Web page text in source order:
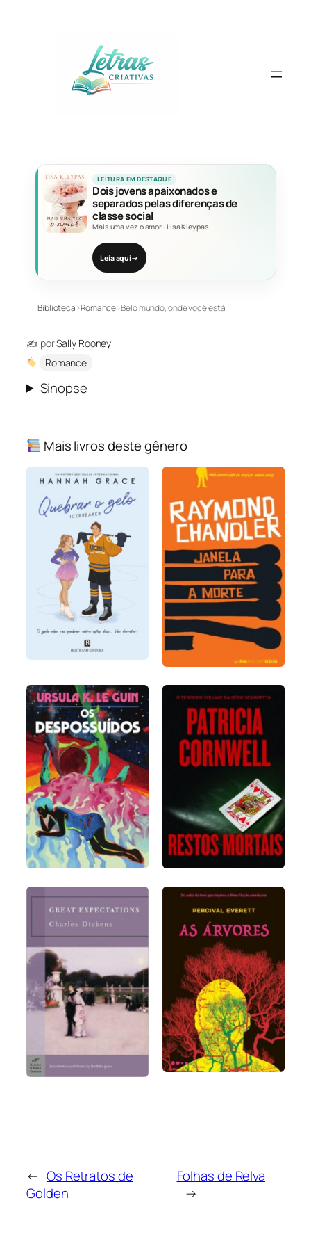
LEITURA EM DESTAQUE
Dois jovens apaixonados e
separados pelas diferenças de
classe social
Mais uma vez o amor· Lisa Kleypas
Leia aqui→
Biblioteca›Romance›Belo mundo, onde você está
✍️ porSally Rooney
Romance
Sinopse
Mais livros deste gênero
← Os Retratos de
Golden
Folhas de Relva
→